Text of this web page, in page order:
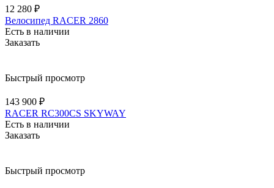
12 280 ₽
Велосипед RACER 2860
Есть в наличии
Заказать
Быстрый просмотр
143 900 ₽
RACER RC300CS SKYWAY
Есть в наличии
Заказать
Быстрый просмотр